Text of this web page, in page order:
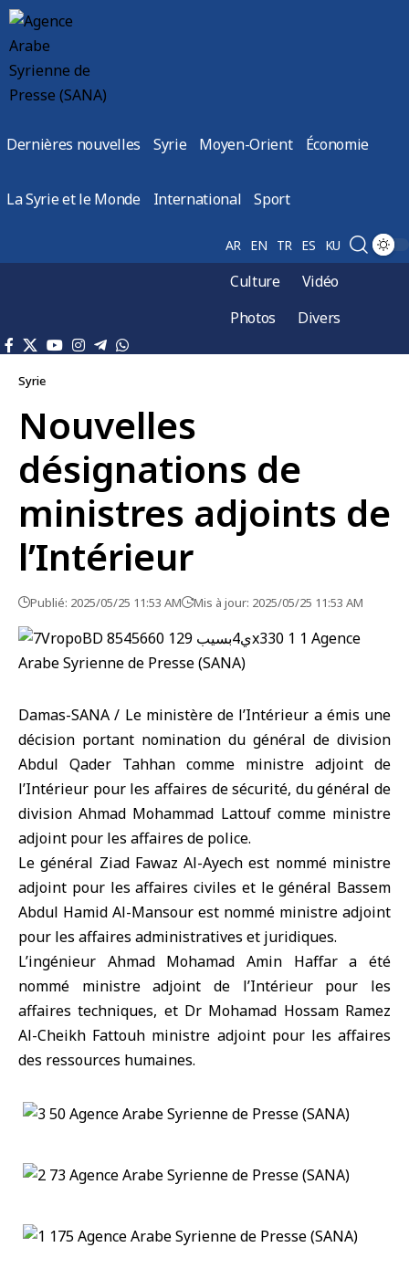
Dernières nouvelles Syrie Moyen-Orient Économie
La Syrie et le Monde International Sport
AR EN TR ES KU
Culture
Vidéo
Photos
Divers
Syrie
Nouvelles
désignations de
ministres adjoints de
l’Intérieur
Publié: 2025/05/25 11:53 AM Mis à jour: 2025/05/25 11:53 AM
Damas-SANA / Le ministère de l’Intérieur a émis une
décision portant nomination du général de division
Abdul Qader Tahhan comme ministre adjoint de
l’Intérieur pour les affaires de sécurité, du général de
division Ahmad Mohammad Lattouf comme ministre
adjoint pour les affaires de police.
Le général Ziad Fawaz Al-Ayech est nommé ministre
adjoint pour les affaires civiles et le général Bassem
Abdul Hamid Al-Mansour est nommé ministre adjoint
pour les affaires administratives et juridiques.
L’ingénieur Ahmad Mohamad Amin Haffar a été
nommé ministre adjoint de l’Intérieur pour les
affaires techniques, et Dr Mohamad Hossam Ramez
Al-Cheikh Fattouh ministre adjoint pour les affaires
des ressources humaines.